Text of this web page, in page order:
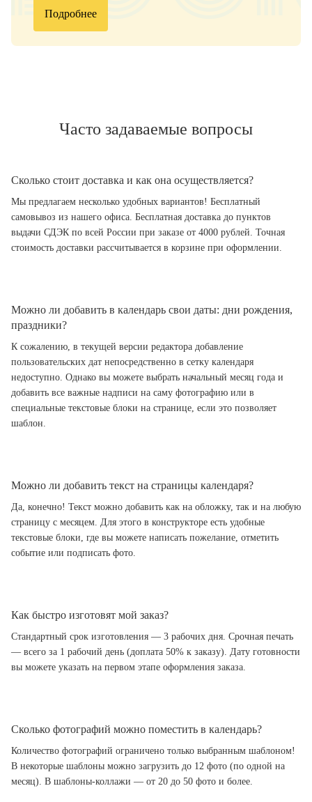
Подробнее
Часто задаваемые вопросы
Сколько стоит доставка и как она осуществляется?
Мы предлагаем несколько удобных вариантов! Бесплатный
самовывоз из нашего офиса. Бесплатная доставка до пунктов
выдачи СДЭК по всей России при заказе от 4000 рублей. Точная
стоимость доставки рассчитывается в корзине при оформлении.
Можно ли добавить в календарь свои даты: дни рождения,
праздники?
К сожалению, в текущей версии редактора добавление
пользовательских дат непосредственно в сетку календаря
недоступно. Однако вы можете выбрать начальный месяц года и
добавить все важные надписи на саму фотографию или в
специальные текстовые блоки на странице, если это позволяет
шаблон.
Можно ли добавить текст на страницы календаря?
Да, конечно! Текст можно добавить как на обложку, так и на любую
страницу с месяцем. Для этого в конструкторе есть удобные
текстовые блоки, где вы можете написать пожелание, отметить
событие или подписать фото.
Как быстро изготовят мой заказ?
Стандартный срок изготовления — 3 рабочих дня. Срочная печать
— всего за 1 рабочий день (доплата 50% к заказу). Дату готовности
вы можете указать на первом этапе оформления заказа.
Сколько фотографий можно поместить в календарь?
Количество фотографий ограничено только выбранным шаблоном!
В некоторые шаблоны можно загрузить до 12 фото (по одной на
месяц). В шаблоны-коллажи — от 20 до 50 фото и более.